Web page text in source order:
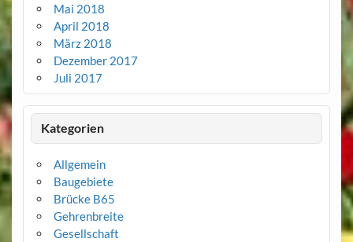
Mai 2018
April 2018
März 2018
Dezember 2017
Juli 2017
Kategorien
Allgemein
Baugebiete
Brücke B65
Gehrenbreite
Gesellschaft